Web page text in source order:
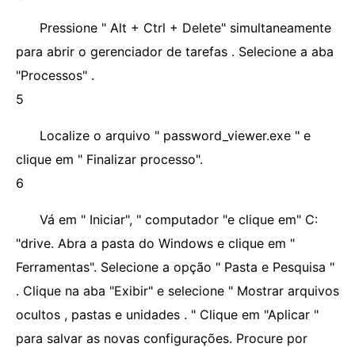
Pressione " Alt + Ctrl + Delete" simultaneamente
para abrir o gerenciador de tarefas . Selecione a aba
"Processos" .
5
Localize o arquivo " password_viewer.exe " e
clique em " Finalizar processo".
6
Vá em " Iniciar", " computador "e clique em" C:
"drive. Abra a pasta do Windows e clique em "
Ferramentas". Selecione a opção " Pasta e Pesquisa "
. Clique na aba "Exibir" e selecione " Mostrar arquivos
ocultos , pastas e unidades . " Clique em "Aplicar "
para salvar as novas configurações. Procure por